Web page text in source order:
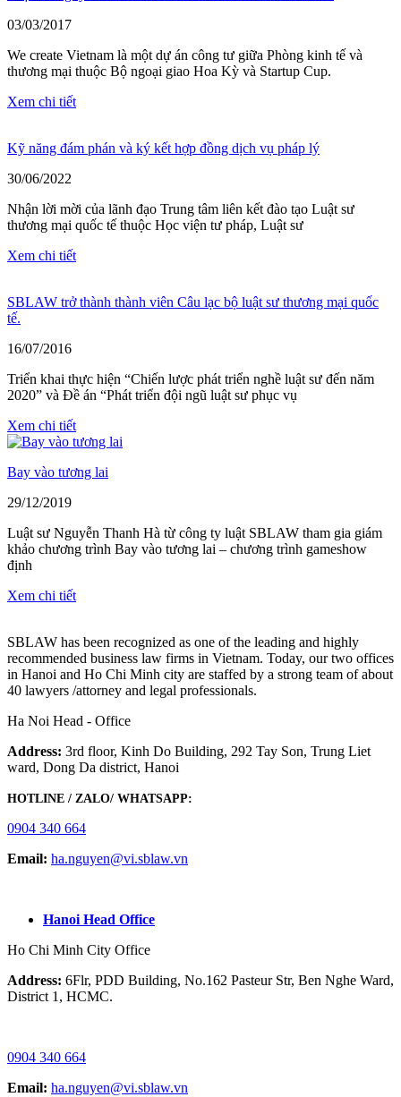
03/03/2017
We create Vietnam là một dự án công tư giữa Phòng kinh tế và
thương mại thuộc Bộ ngoại giao Hoa Kỳ và Startup Cup.
Xem chi tiết
Kỹ năng đám phán và ký kết hợp đồng dịch vụ pháp lý
30/06/2022
Nhận lời mời của lãnh đạo Trung tâm liên kết đào tạo Luật sư
thương mại quốc tế thuộc Học viện tư pháp, Luật sư
Xem chi tiết
SBLAW trở thành thành viên Câu lạc bộ luật sư thương mại quốc
tế.
16/07/2016
Triển khai thực hiện “Chiến lược phát triển nghề luật sư đến năm
2020” và Đề án “Phát triển đội ngũ luật sư phục vụ
Xem chi tiết
Bay vào tương lai
29/12/2019
Luật sư Nguyễn Thanh Hà từ công ty luật SBLAW tham gia giám
khảo chương trình Bay vào tương lai – chương trình gameshow
định
Xem chi tiết
SBLAW has been recognized as one of the leading and highly
recommended business law firms in Vietnam. Today, our two offices
in Hanoi and Ho Chi Minh city are staffed by a strong team of about
40 lawyers /attorney and legal professionals.
Ha Noi Head - Office
Address: 3rd floor, Kinh Do Building, 292 Tay Son, Trung Liet
ward, Dong Da district, Hanoi
HOTLINE / ZALO/ WHATSAPP:
0904 340 664
Email: ha.nguyen@vi.sblaw.vn
Hanoi Head Office
Ho Chi Minh City Office
Address: 6Flr, PDD Building, No.162 Pasteur Str, Ben Nghe Ward,
District 1, HCMC.
0904 340 664
Email: ha.nguyen@vi.sblaw.vn